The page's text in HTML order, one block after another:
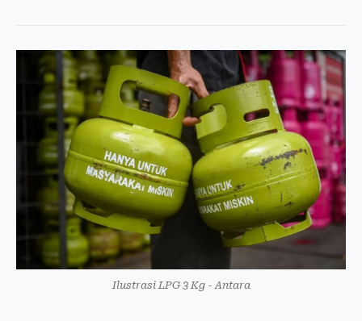
Ilustrasi LPG 3 Kg - Antara